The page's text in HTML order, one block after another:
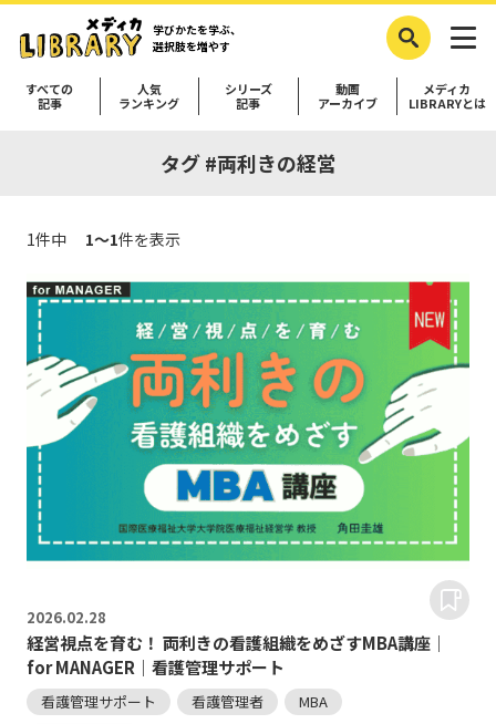
学びかたを学ぶ、
選択肢を増やす
すべての
記事
人気
ランキング
シリーズ
記事
動画
アーカイブ
メディカ
LIBRARYとは
タグ #両利きの経営
1件中 1～1件を表示
2026.02.28
経営視点を育む！ 両利きの看護組織をめざすMBA講座｜
for MANAGER｜看護管理サポート
看護管理サポート 看護管理者
MBA